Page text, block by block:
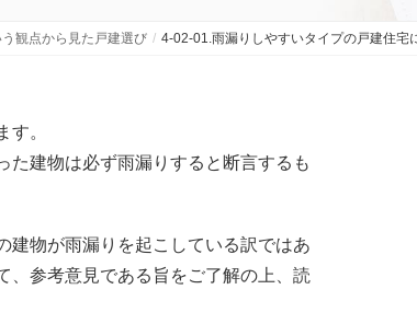
観点から見た戸建選び 4-02-01.雨漏りしやすいタイプの戸建住宅
。
た建物は必ず雨漏りすると断言するも
建物が雨漏りを起こしている訳ではあ
、参考意見である旨をご了解の上、読